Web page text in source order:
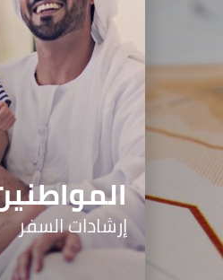
إرشادات السفر